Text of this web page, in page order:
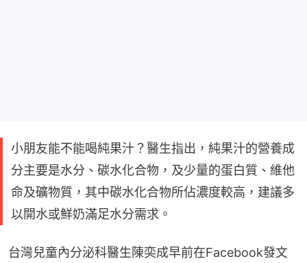
小朋友能不能喝純果汁？醫生指出，純果汁的營養成
分主要是水分、碳水化合物，及少量的蛋白質、維他
命及礦物質，其中碳水化合物所佔濃度較高，建議多
以開水或鮮奶滿足水分需求。
台灣兒童內分泌科醫生陳奕成早前在Facebook發文